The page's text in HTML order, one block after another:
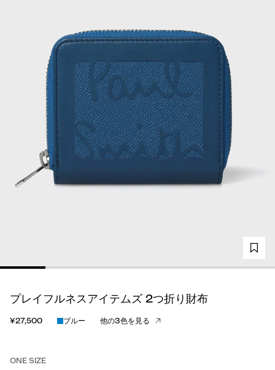
プレイフルネスアイテムズ 2つ折り財布
¥27,500 ブルー 他の3色を見る
ONE SIZE